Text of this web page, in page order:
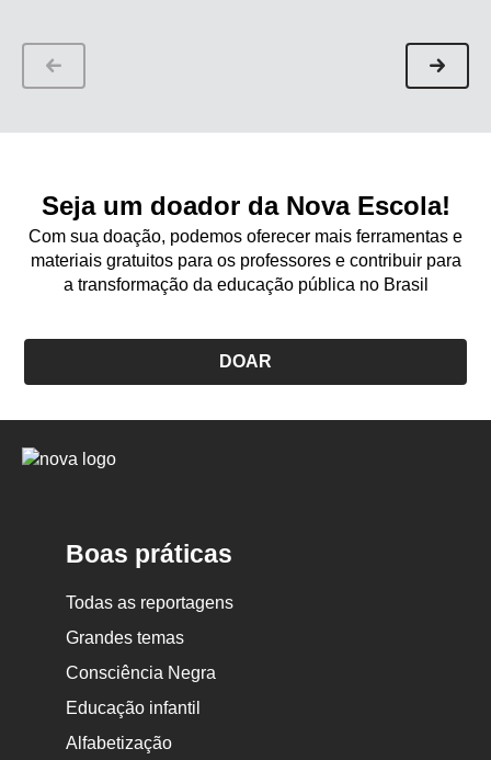
Seja um doador da Nova Escola!
Com sua doação, podemos oferecer mais ferramentas e
materiais gratuitos para os professores e contribuir para
a transformação da educação pública no Brasil
DOAR
Logo
Boas práticas
Todas as reportagens
Grandes temas
Consciência Negra
Educação infantil
Alfabetização